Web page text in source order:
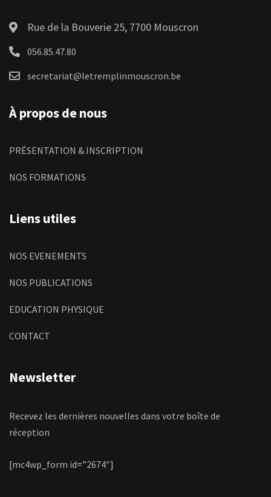
Rue de la Bouverie 25, 7700 Mouscron
056.85.47.80
secretariat@letremplinmouscron.be
À propos de nous
PRÉSENTATION & INSCRIPTION
NOS FORMATIONS
Liens utiles
NOS EVENEMENTS
NOS PUBLICATIONS
EDUCATION PHYSIQUE
CONTACT
Newsletter
Recevez les dernières nouvelles dans votre boîte de
réception
[mc4wp_form id=”2674″]